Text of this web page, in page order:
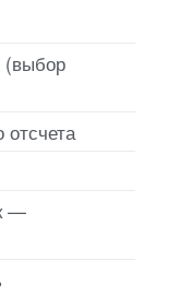
(выбор
отсчета
—